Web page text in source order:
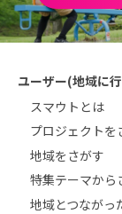
ユーザー(地域に
スマウトとは
プロジェクトを
地域をさがす
特集テーマから
地域とつながっ